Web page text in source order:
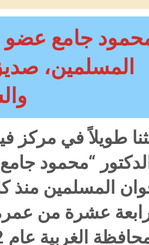
جامع عضو
المسلمين،
طويلاً في مركز
الدكتور “محمود
المسلمين منذ